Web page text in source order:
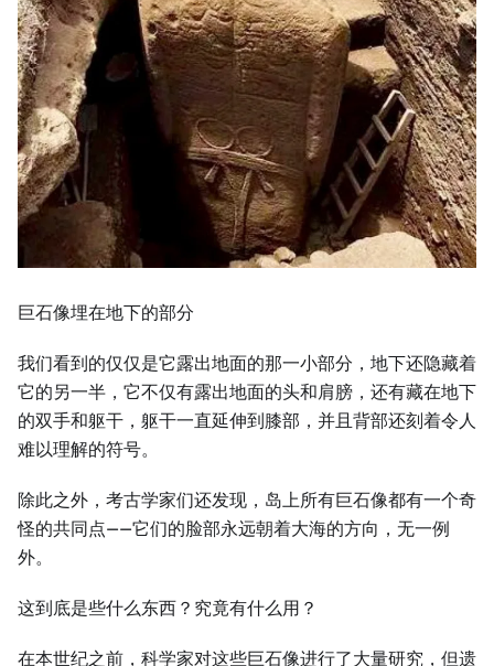
巨石像埋在地下的部分
我们看到的仅仅是它露出地面的那一小部分，地下还隐藏着
它的另一半，它不仅有露出地面的头和肩膀，还有藏在地下
的双手和躯干，躯干一直延伸到膝部，并且背部还刻着令人
难以理解的符号。
除此之外，考古学家们还发现，岛上所有巨石像都有一个奇
怪的共同点——它们的脸部永远朝着大海的方向，无一例
外。
这到底是些什么东西？究竟有什么用？
在本世纪之前，科学家对这些巨石像进行了大量研究，但遗